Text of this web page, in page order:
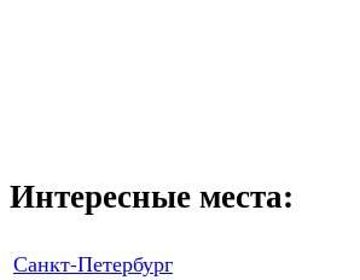
Интересные места:
Санкт-Петербург